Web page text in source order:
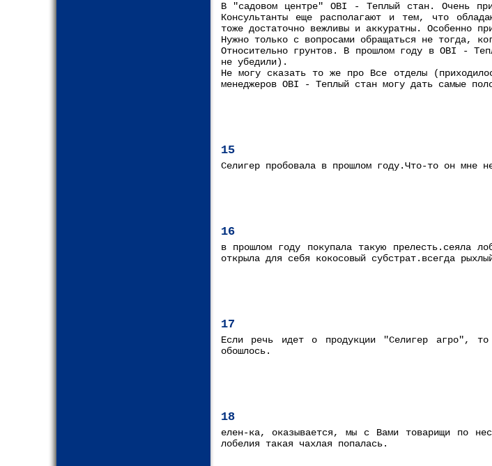
В "садовом центре" OBI - Теплый стан. Очень
Консультанты еще располагают и тем, что
тоже достаточно вежливы и аккуратны. Особенно
Нужно только с вопросами обращаться не тогда,
Относительно грунтов. В прошлом году в OBI -
не убедили).
Не могу сказать то же про Все отделы
менеджеров OBI - Теплый стан могу дать самые
15
Селигер пробовала в прошлом году.Что-то он мне
16
в прошлом году покупала такую прелесть.сеяла
открыла для себя кокосовый субстрат.всегда
17
Если речь идет о продукции "Селигер агро",
обошлось.
18
елен-ка, оказывается, мы с Вами товарищи по
лобелия такая чахлая попалась.